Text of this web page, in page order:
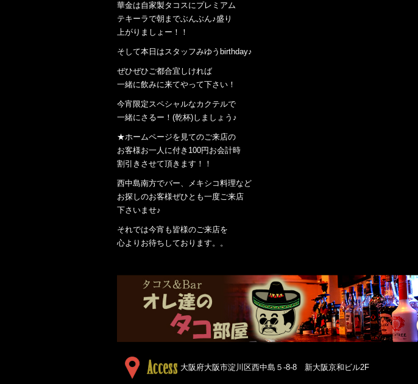
華金は自家製タコスにプレミアム
テキーラで朝までぶんぶん♪盛り
上がりましょー！！
そして本日はスタッフみゆうbirthday♪
ぜひぜひご都合宜しければ
一緒に飲みに来てやって下さい！
今宵限定スペシャルなカクテルで
一緒にさるー！(乾杯)しましょう♪
★ホームページを見てのご来店の
お客様お一人に付き100円お会計時
割引きさせて頂きます！！
西中島南方でバー、メキシコ料理など
お探しのお客様ぜひとも一度ご来店
下さいませ♪
それでは今宵も皆様のご来店を
心よりお待ちしております。。
大阪府大阪市淀川区西中島５-8-8 新大阪京和ビル2F